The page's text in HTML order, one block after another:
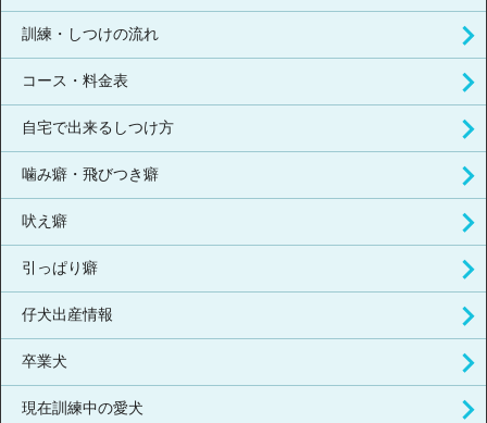
訓練・しつけの流れ
コース・料金表
自宅で出来るしつけ方
噛み癖・飛びつき癖
吠え癖
引っぱり癖
仔犬出産情報
卒業犬
現在訓練中の愛犬